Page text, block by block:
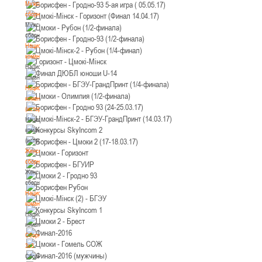
Мужские
сборные
Мужские
сборные
Национальная
команда
Национальная
команда
Национальная
команда
(история)
Национальная
команда
(история)
Женские
сборные
Женские
сборные
Национальная
команда
Национальная
команда
Сборные
3х3
Сборные